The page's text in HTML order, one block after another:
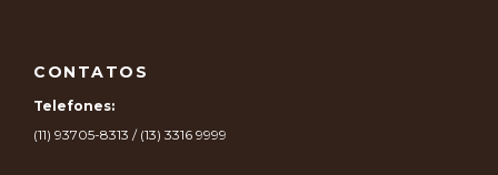
CONTATOS
Telefones:
(11) 93705-8313 / (13) 3316 9999